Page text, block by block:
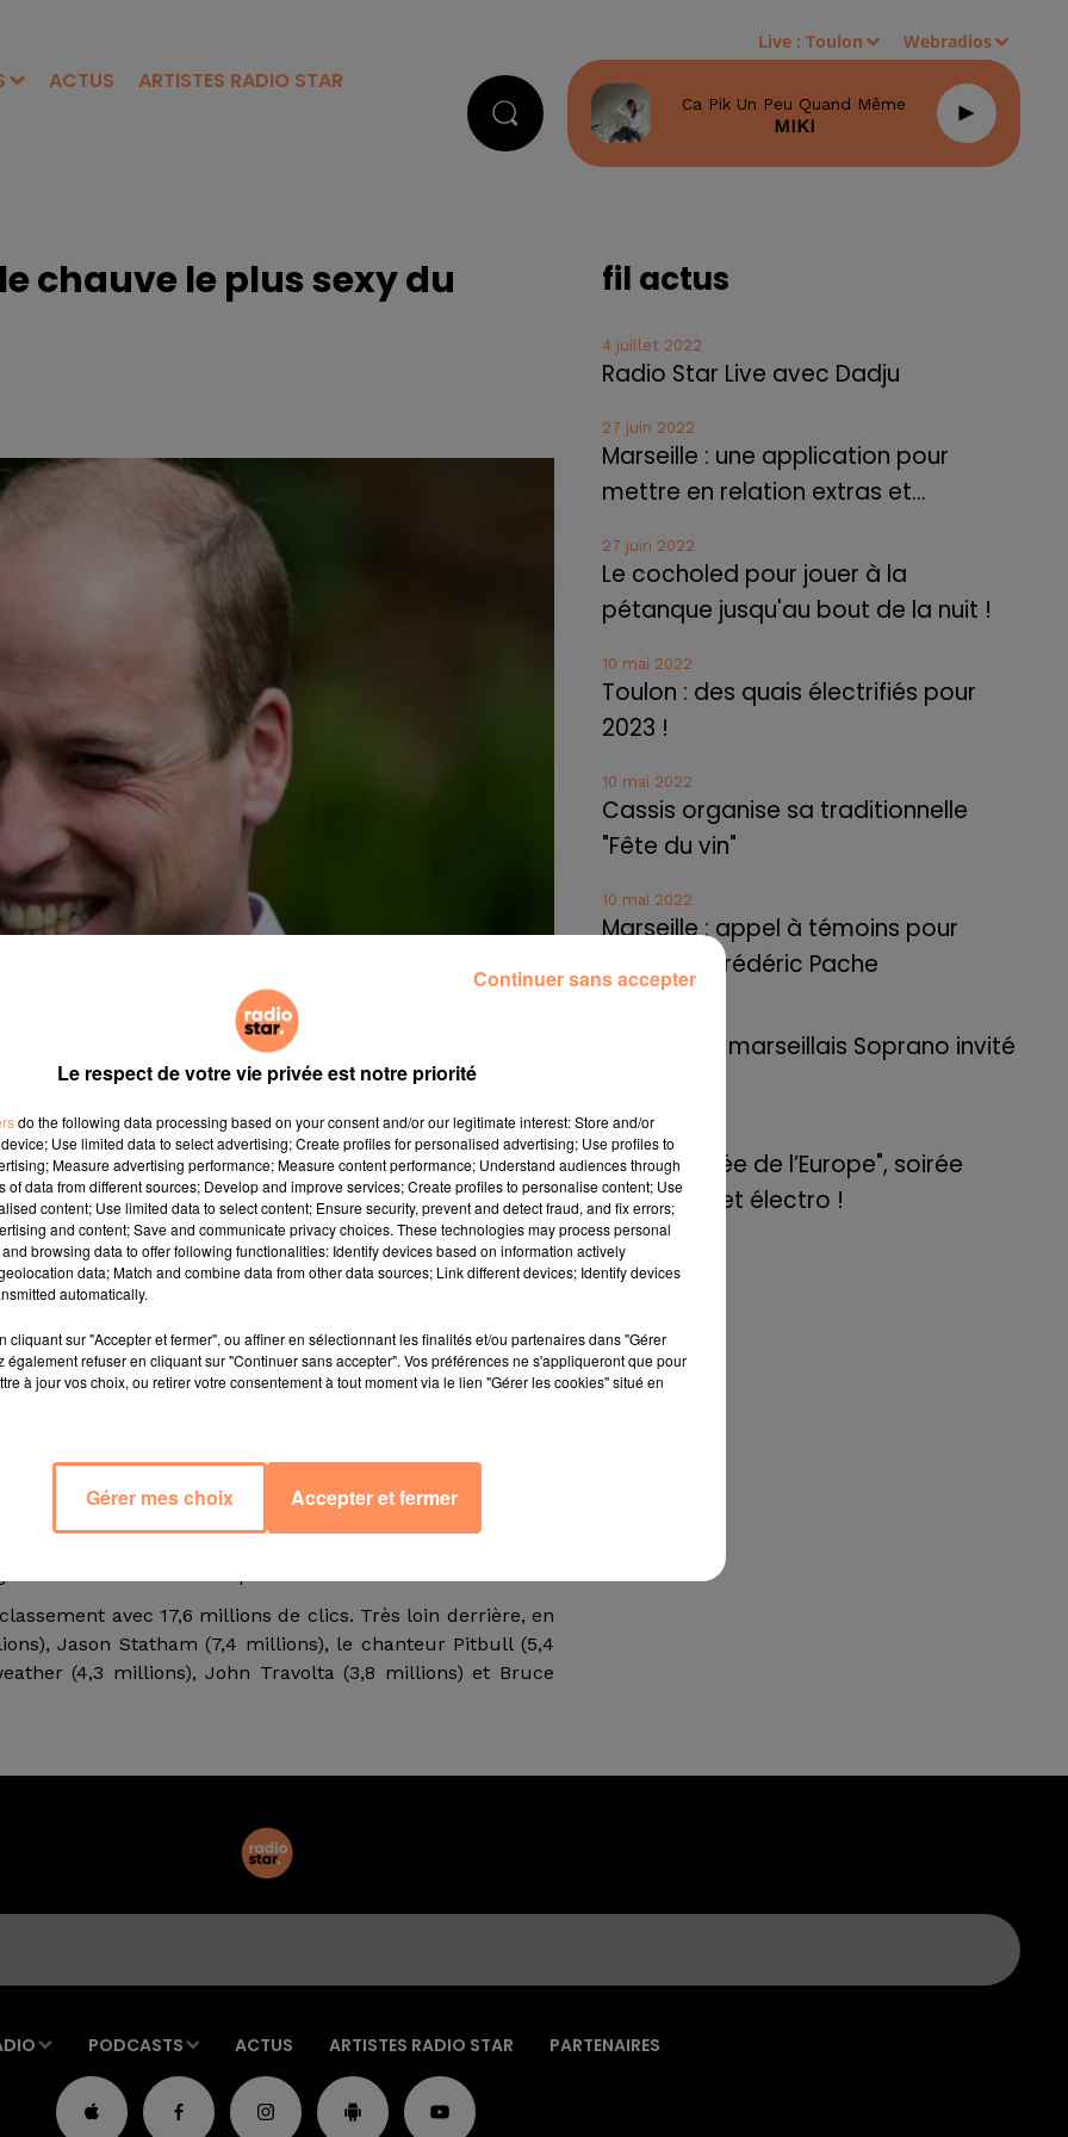
ACTUS ARTISTES RADIO STAR
Live :Toulon Webradios
Ca Pik Un Peu Quand Même
MIKI
chauve le plus sexy du
aîné de Lady Diana a été couronné homme chauve le
groupe spécialisé dans la chirurgie esthétique, relayée
Independent. Le duc de Cambridge devance très
Que ces messieurs se rassurent, Longevita n'a pas
des statistiques sur le nombre de fois où les internautes
sur différents sites d'actu.
ont fusé à l'annonce des résultats. Dwayne Johnson lui-
ex-catcheur a en effet réagi avec beaucoup d'humour
mais pas à son profit. "Comment cela a-t-il pu arriver
de 73 ans, à la calvitie assumée, Ndlr] est le
l'article de The Independent.
avec 17,6 millions de clics. Très loin derrière, en
Jason Statham (7,4 millions), le chanteur Pitbull (5,4
(4,3 millions), John Travolta (3,8 millions) et Bruce
fil actus
4 juillet 2022
Radio Star Live avec Dadju
27 juin 2022
Marseille : une application pour
mettre en relation extras et...
27 juin 2022
Le cocholed pour jouer à la
pétanque jusqu'au bout de la nuit !
10 mai 2022
Toulon : des quais électrifiés pour
2023 !
10 mai 2022
Cassis organise sa traditionnelle
"Fête du vin"
10 mai 2022
Marseille : appel à témoins pour
retrouver Frédéric Pache
Le rappeur marseillais Soprano invité
8 mai 2022
Aix : "Journée de l’Europe", soirée
danse et set électro !
PODCASTS ACTUS ARTISTES RADIO STAR PARTENAIRES
Le respect de votre vie privée est notre priorité
do the following data processing based on your consent and/or our legitimate interest: Store and/or
Use limited data to select advertising; Create profiles for personalised advertising; Use profiles to
Measure advertising performance; Measure content performance; Understand audiences through
of data from different sources; Develop and improve services; Create profiles to personalise content; Use
content; Use limited data to select content; Ensure security, prevent and detect fraud, and fix errors;
and content; Save and communicate privacy choices. These technologies may process personal
browsing data to offer following functionalities: Identify devices based on information actively
data; Match and combine data from other data sources; Link different devices; Identify devices
automatically.
cliquant sur "Accepter et fermer", ou affiner en sélectionnant les finalités et/ou partenaires dans "Gérer
également refuser en cliquant sur "Continuer sans accepter". Vos préférences ne s'appliqueront que pour
à jour vos choix, ou retirer votre consentement à tout moment via le lien "Gérer les cookies" situé en
Gérer mes choix Accepter et fermer
Continuer sans accepter